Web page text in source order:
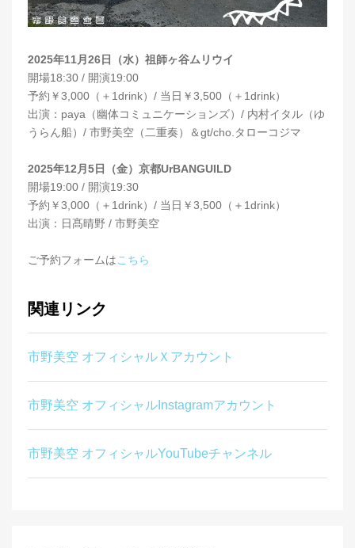
2025年11月26日（水）祖師ヶ谷ムリウイ
開場18:30 / 開演19:00
予約￥3,000（＋1drink）/ 当日￥3,500（＋1drink）
出演：paya（幽体コミュニケーションズ）/ 内村イタル（ゆ
うらん船）/ 市野美空（二重奏）＆gt/cho.タローコジマ
2025年12月5日（金）京都UrBANGUILD
開場19:00 / 開演19:30
予約￥3,000（＋1drink）/ 当日￥3,500（＋1drink）
出演：日髙晴野 / 市野美空
ご予約フォームはこちら
関連リンク
市野美空 オフィシャルＸアカウント
市野美空 オフィシャルInstagramアカウント
市野美空 オフィシャルYouTubeチャンネル